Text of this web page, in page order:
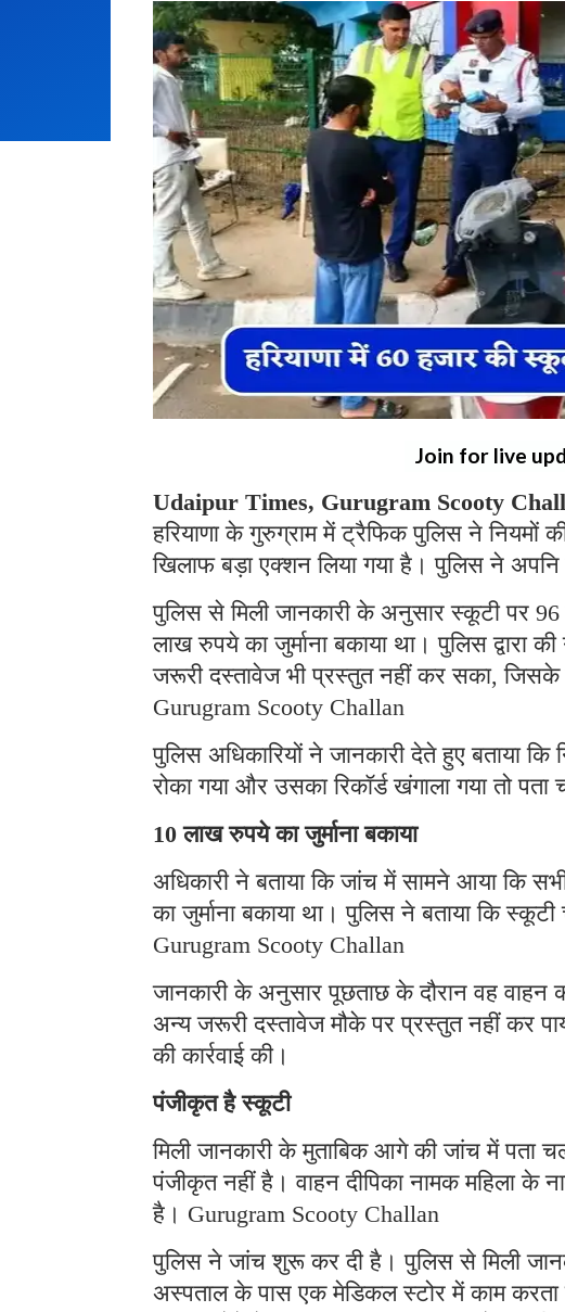
Join for live
Udaipur Times, Gurugram Scooty
हरियाणा के गुरुग्राम में ट्रैफिक पुलिस ने
खिलाफ बड़ा एक्शन लिया गया है। पुलिस ने अपनि
पुलिस से मिली जानकारी के अनुसार स्कूटी पर
लाख रुपये का जुर्माना बकाया था। पुलिस द्वारा
जरूरी दस्तावेज भी प्रस्तुत नहीं कर सका, जिसके
Gurugram Scooty Challan
पुलिस अधिकारियों ने जानकारी देते हुए बताया
रोका गया और उसका रिकॉर्ड खंगाला गया तो
10 लाख रुपये का जुर्माना बकाया
अधिकारी ने बताया कि जांच में सामने आया कि
का जुर्माना बकाया था। पुलिस ने बताया कि
Gurugram Scooty Challan
जानकारी के अनुसार पूछताछ के दौरान वह वाहन
अन्य जरूरी दस्तावेज मौके पर प्रस्तुत नहीं कर
की कार्रवाई की।
पंजीकृत है स्कूटी
मिली जानकारी के मुताबिक आगे की जांच में पता
पंजीकृत नहीं है। वाहन दीपिका नामक महिला के
है। Gurugram Scooty Challan
पुलिस ने जांच शुरू कर दी है। पुलिस से मिली
अस्पताल के पास एक मेडिकल स्टोर में काम